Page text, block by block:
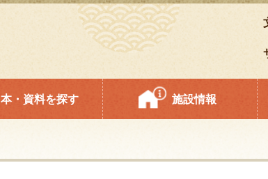
本・資料を探す 施設情報